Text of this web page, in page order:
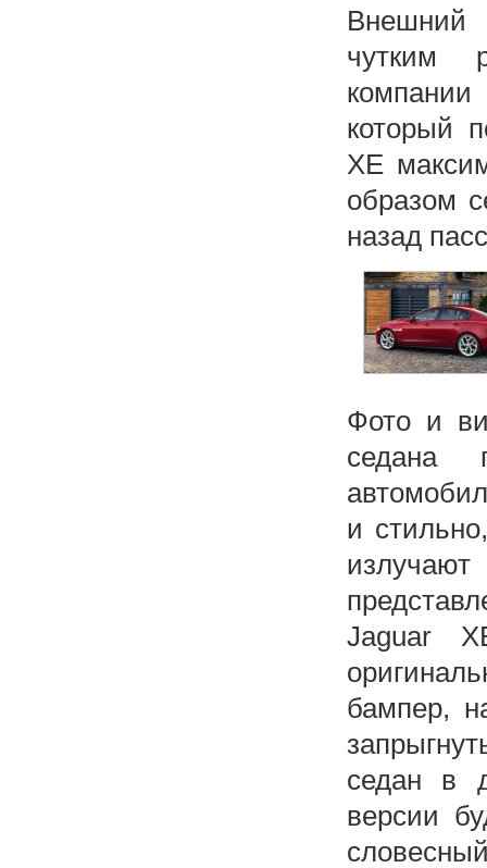
Внешний
чутким
который
XE
образом
назад
Фото и
седана
и
Jaguar
бампер,
седан в
версии